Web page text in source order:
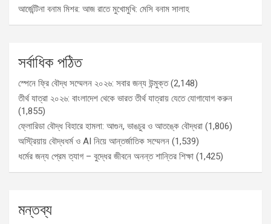
আর্জেন্টিনা বনাম মিশর: আজ রাতে মুখোমুখি: মেসি বনাম সালাহ
সর্বাধিক পঠিত
স্পেনে ফ্রি বৌদ্ধ সম্মেলন ২০২৬: সবার জন্য উন্মুক্ত (2,148)
তীর্থ যাত্রা ২০২৬: বাংলাদেশ থেকে ভারত তীর্থ যাত্রায় যেতে যোগাযোগ করুন
(1,855)
ফ্লোরিডা বৌদ্ধ বিহারে হামলা: আগুন, ভাঙচুর ও আতঙ্কে বৌদ্ধরা (1,806)
অস্ট্রিয়ায় বৌদ্ধধর্ম ও AI নিয়ে আন্তর্জাতিক সম্মেলন (1,539)
ধর্মের জন্য প্রেম ত্যাগ – বুদ্ধের জীবনে অনন্ত শান্তির শিক্ষা (1,425)
মন্তব্য